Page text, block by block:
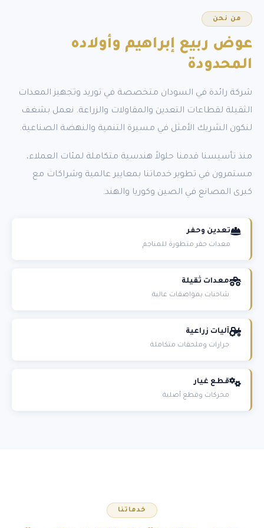
من نحن
عوض ربيع إبراهيم وأولاده
المحدودة
شركة رائدة في السودان متخصصة في توريد وتجهيز المعدات
الثقيلة لقطاعات التعدين والمقاولات والزراعة. نعمل بشغف
لنكون الشريك الأمثل في مسيرة التنمية والنهضة الصناعية.
منذ تأسيسنا قدمنا حلولاً هندسية متكاملة لمئات العملاء،
مستمرون في تطوير خدماتنا بمعايير عالمية وشراكات مع
كبرى المصانع في الصين وكوريا والهند.
تعدين وحفر
معدات حفر متطورة للمناجم
معدات ثقيلة
شاحنات بمواصفات عالية
آليات زراعية
جرارات وملحقات متكاملة
قطع غيار
محركات وقطع أصلية
خدماتنا